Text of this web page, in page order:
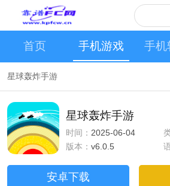
首页 手机游戏 手机
星球轰炸手游
星球轰炸手游
时间： 2025-06-04
版本：v6.0.5
安卓下载